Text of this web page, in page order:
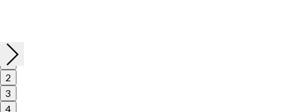
1
2
3
4